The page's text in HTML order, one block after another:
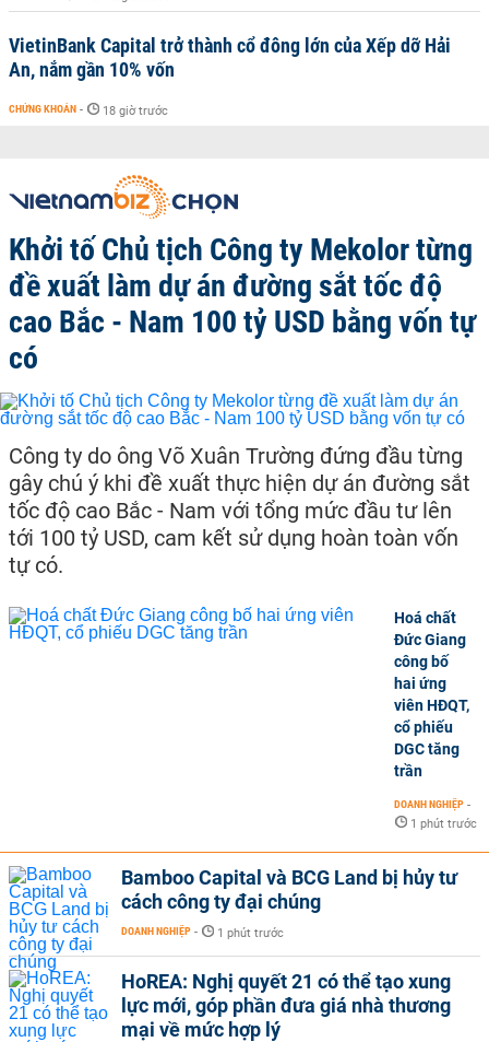
VietinBank Capital trở thành cổ đông lớn của Xếp dỡ Hải
An, nắm gần 10% vốn
CHỨNG KHOÁN - 18 giờ trước
Khởi tố Chủ tịch Công ty Mekolor từng
đề xuất làm dự án đường sắt tốc độ
cao Bắc - Nam 100 tỷ USD bằng vốn tự
có
Công ty do ông Võ Xuân Trường đứng đầu từng
gây chú ý khi đề xuất thực hiện dự án đường sắt
tốc độ cao Bắc - Nam với tổng mức đầu tư lên
tới 100 tỷ USD, cam kết sử dụng hoàn toàn vốn
tự có.
Hoá chất
Đức Giang
công bố
hai ứng
viên HĐQT,
cổ phiếu
DGC tăng
trần
DOANH NGHIỆP -
1 phút trước
Bamboo Capital và BCG Land bị hủy tư
cách công ty đại chúng
DOANH NGHIỆP - 1 phút trước
HoREA: Nghị quyết 21 có thể tạo xung
lực mới, góp phần đưa giá nhà thương
mại về mức hợp lý